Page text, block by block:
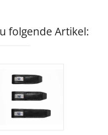
folgende Artikel: